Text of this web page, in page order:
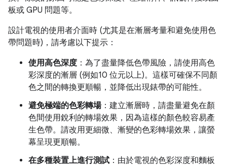
板或 GPU 問題等。
設計電視的使用者介面時 (尤其是在漸層考量和避免使用色
帶問題時)，請考慮以下提示：
使用高色深度 ：為了盡量降低色帶風險，請使用高色
彩深度的漸層 (例如10 位元以上)。這樣可確保不同顏
色之間的轉換更順暢，並降低出現錶帶的可能性。
避免極端的色彩轉場：建立漸層時，請盡量避免在顏
色間使用銳利的轉場效果，因為這樣的顏色較容易產
生色帶。請改用更細微、漸變的色彩轉場效果，讓螢
幕呈現更順暢。
在多種裝置上進行測試 ：由於電視的色彩深度和麵板